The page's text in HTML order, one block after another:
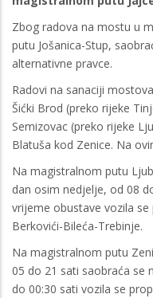
Zbog radova na mostu u
putu Jošanica-Stup,
alternativne pravce.
Radovi na sanaciji
Šićki Brod (preko rijeke
Semizovac (preko rijeke
Blatuša kod Zenice. Na
Na magistralnom putu
dan osim nedjelje, od 08
vrijeme obustave vozila
Berkovići-Bileća-Trebinje.
Na magistralnom putu
05 do 21 sati saobraća se
do 00:30 sati vozila se